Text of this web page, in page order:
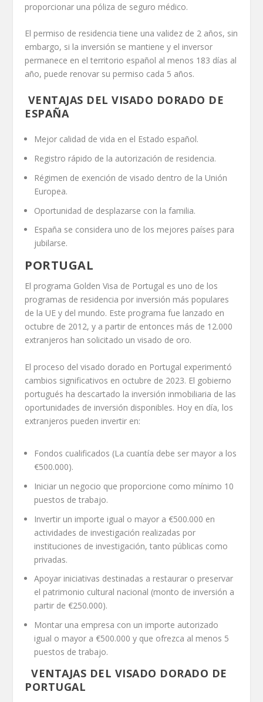
proporcionar una póliza de seguro médico.
El permiso de residencia tiene una validez de 2 años, sin
embargo, si la inversión se mantiene y el inversor
permanece en el territorio español al menos 183 días al
año, puede renovar su permiso cada 5 años.
VENTAJAS DEL VISADO DORADO DE
ESPAÑA
Mejor calidad de vida en el Estado español.
Registro rápido de la autorización de residencia.
Régimen de exención de visado dentro de la Unión
Europea.
Oportunidad de desplazarse con la familia.
España se considera uno de los mejores países para
jubilarse.
PORTUGAL
El programa Golden Visa de Portugal es uno de los
programas de residencia por inversión más populares
de la UE y del mundo. Este programa fue lanzado en
octubre de 2012, y a partir de entonces más de 12.000
extranjeros han solicitado un visado de oro.
El proceso del visado dorado en Portugal experimentó
cambios significativos en octubre de 2023. El gobierno
portugués ha descartado la inversión inmobiliaria de las
oportunidades de inversión disponibles. Hoy en día, los
extranjeros pueden invertir en:
Fondos cualificados (La cuantía debe ser mayor a los
€500.000).
Iniciar un negocio que proporcione como mínimo 10
puestos de trabajo.
Invertir un importe igual o mayor a €500.000 en
actividades de investigación realizadas por
instituciones de investigación, tanto públicas como
privadas.
Apoyar iniciativas destinadas a restaurar o preservar
el patrimonio cultural nacional (monto de inversión a
partir de €250.000).
Montar una empresa con un importe autorizado
igual o mayor a €500.000 y que ofrezca al menos 5
puestos de trabajo.
VENTAJAS DEL VISADO DORADO DE
PORTUGAL